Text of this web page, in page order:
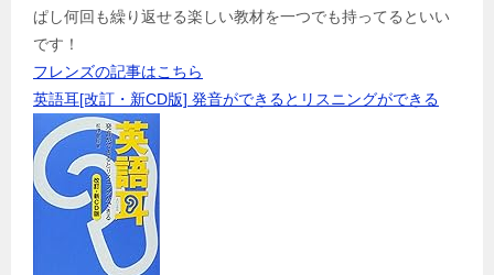
ぱし何回も繰り返せる楽しい教材を一つでも持ってるといい
です！
フレンズの記事はこちら
英語耳[改訂・新CD版] 発音ができるとリスニングができる